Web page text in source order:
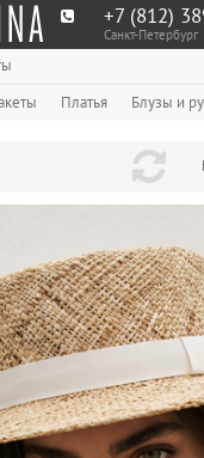
+7 (812)
Санкт-Петербург
Платья Блузы и